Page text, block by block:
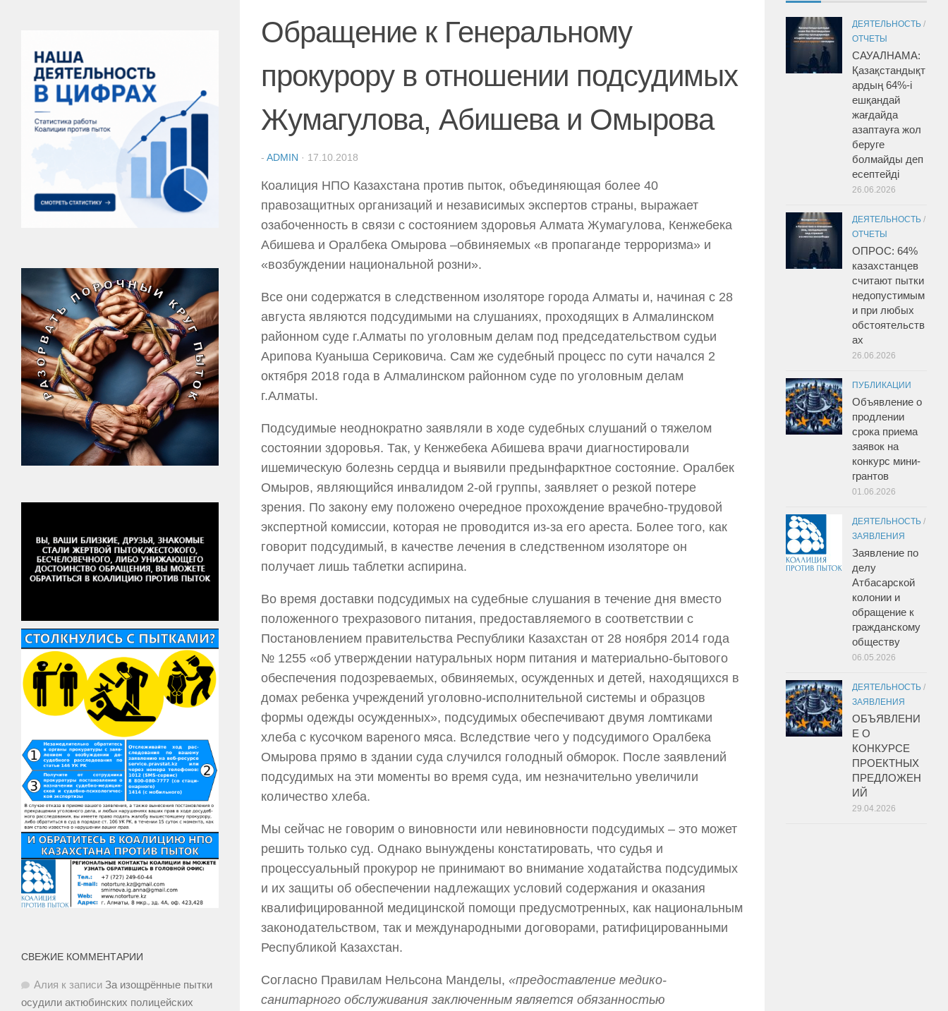
Обращение к Генеральному
прокурору в отношении подсудимых
Жумагулова, Абишева и Омырова
- ADMIN · 17.10.2018
Коалиция НПО Казахстана против пыток, объединяющая более 40
правозащитных организаций и независимых экспертов страны, выражает
озабоченность в связи с состоянием здоровья Алмата Жумагулова, Кенжебека
Абишева и Оралбека Омырова –обвиняемых «в пропаганде терроризма» и
«возбуждении национальной розни».
Все они содержатся в следственном изоляторе города Алматы и, начиная с 28
августа являются подсудимыми на слушаниях, проходящих в Алмалинском
районном суде г.Алматы по уголовным делам под председательством судьи
Арипова Куаныша Сериковича. Сам же судебный процесс по сути начался 2
октября 2018 года в Алмалинском районном суде по уголовным делам
г.Алматы.
Подсудимые неоднократно заявляли в ходе судебных слушаний о тяжелом
состоянии здоровья. Так, у Кенжебека Абишева врачи диагностировали
ишемическую болезнь сердца и выявили предынфарктное состояние. Оралбек
Омыров, являющийся инвалидом 2-ой группы, заявляет о резкой потере
зрения. По закону ему положено очередное прохождение врачебно-трудовой
экспертной комиссии, которая не проводится из-за его ареста. Более того, как
говорит подсудимый, в качестве лечения в следственном изоляторе он
получает лишь таблетки аспирина.
Во время доставки подсудимых на судебные слушания в течение дня вместо
положенного трехразового питания, предоставляемого в соответствии с
Постановлением правительства Республики Казахстан от 28 ноября 2014 года
№ 1255 «об утверждении натуральных норм питания и материально-бытового
обеспечения подозреваемых, обвиняемых, осужденных и детей, находящихся в
домах ребенка учреждений уголовно-исполнительной системы и образцов
формы одежды осужденных», подсудимых обеспечивают двумя ломтиками
хлеба с кусочком вареного мяса. Вследствие чего у подсудимого Оралбека
Омырова прямо в здании суда случился голодный обморок. После заявлений
подсудимых на эти моменты во время суда, им незначительно увеличили
количество хлеба.
Мы сейчас не говорим о виновности или невиновности подсудимых – это может
решить только суд. Однако вынуждены констатировать, что судья и
процессуальный прокурор не принимают во внимание ходатайства подсудимых
и их защиты об обеспечении надлежащих условий содержания и оказания
квалифицированной медицинской помощи предусмотренных, как национальным
законодательством, так и международными договорами, ратифицированными
Республикой Казахстан.
Согласно Правилам Нельсона Манделы, «предоставление медико-
санитарного обслуживания заключенным является обязанностью
СВЕЖИЕ КОММЕНТАРИИ
Алия к записи За изощрённые пытки
осудили актюбинских полицейских
ДЕЯТЕЛЬНОСТЬ /
ОТЧЕТЫ
САУАЛНАМА:
Қазақстандықт
ардың 64%-і
ешқандай
жағдайда
азаптауға жол
беруге
болмайды деп
есептейді
26.06.2026
ДЕЯТЕЛЬНОСТЬ /
ОТЧЕТЫ
ОПРОС: 64%
казахстанцев
считают пытки
недопустимым
и при любых
обстоятельств
ах
26.06.2026
ПУБЛИКАЦИИ
Объявление о
продлении
срока приема
заявок на
конкурс мини-
грантов
01.06.2026
ДЕЯТЕЛЬНОСТЬ /
ЗАЯВЛЕНИЯ
Заявление по
делу
Атбасарской
колонии и
обращение к
гражданскому
обществу
06.05.2026
ДЕЯТЕЛЬНОСТЬ /
ЗАЯВЛЕНИЯ
ОБЪЯВЛЕНИ
Е О
КОНКУРСЕ
ПРОЕКТНЫХ
ПРЕДЛОЖЕН
ИЙ
29.04.2026